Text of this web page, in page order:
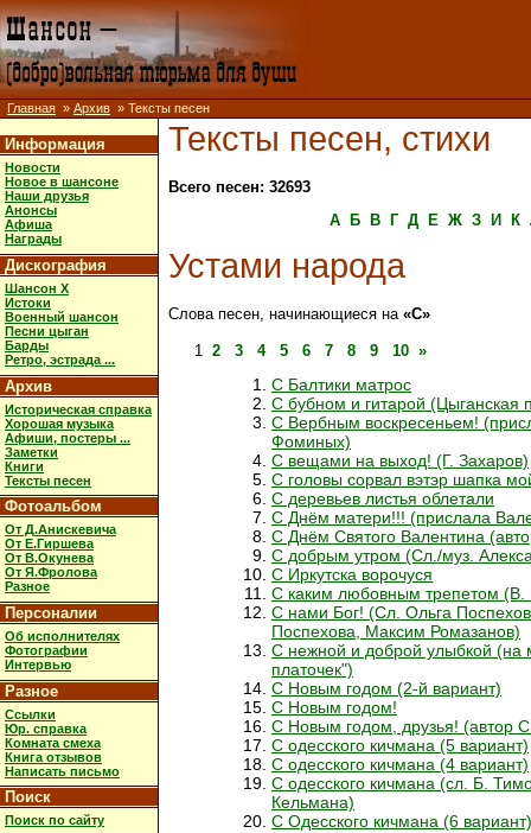
Главная » Архив » Тексты песен
Информация
Новости
Новое в шансоне
Наши друзья
Анонсы
Афиша
Награды
Дискография
Шансон X
Истоки
Военный шансон
Песни цыган
Барды
Ретро, эстрада ...
Архив
Историческая справка
Хорошая музыка
Афиши, постеры ...
Заметки
Книги
Тексты песен
Фотоальбом
От Д.Анискевича
От Е.Гиршева
От В.Окунева
От Я.Фролова
Разное
Персоналии
Об исполнителях
Фотографии
Интервью
Разное
Ссылки
Юр. справка
Комната смеха
Книга отзывов
Написать письмо
Поиск
Поиск по сайту
Тексты песен, стихи
Всего песен: 32693
А
Б В Г Д Е Ж З И К
Устами народа
Слова песен, начинающиеся на «С»
1 2 3 4 5 6 7 8 9 10 »
С Балтики матрос
С бубном и гитарой (Цыганская
С Вербным воскресеньем!
Фоминых)
С вещами на выход! (Г. Захаров)
С головы сорвал вэтэр шапка
С деревьев листья облетали
С Днём матери!!! (прислала
С Днём Святого Валентина
С добрым утром (Сл./муз.
С Иркутска ворочуся
С каким любовным трепетом (В.
С нами Бог! (Сл. Ольга
Поспехова, Максим Ромазанов)
С нежной и доброй улыбкой (на
платочек")
С Новым годом (2-й вариант)
С Новым годом!
С Новым годом, друзья! (автор
С одесского кичмана (5 вариант)
С одесского кичмана (4 вариант)
С одесского кичмана (сл. Б.
Кельмана)
С Одесского кичмана (6 вариант)